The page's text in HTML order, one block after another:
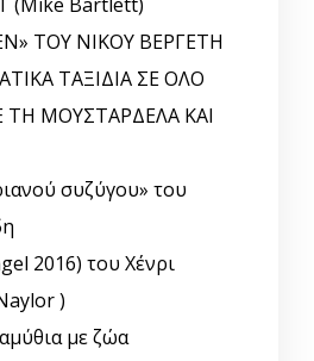
ΤΟΥ ΝΙΚΟΥ ΒΕΡΓΕΤΗ
ΤΑΞΙΔΙΑ ΣΕ ΟΛΟ
ΜΟΥΣΤΑΡΔΕΛΑ ΚΑΙ
συζύγου» του
2016) του Χένρι
)
με ζώα